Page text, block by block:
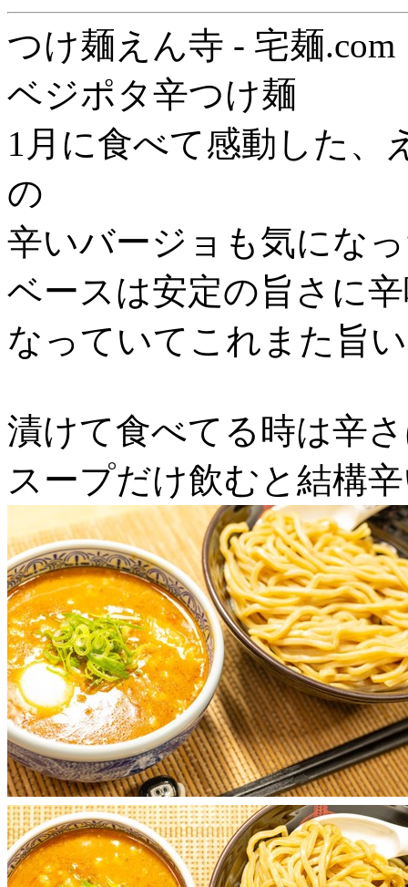
つけ麺えん寺 - 宅麺.com
ベジポタ辛つけ麺
1月に食べて感動した、
の
辛いバージョも気にな
ベースは安定の旨さに
なっていてこれまた旨
漬けて食べてる時は辛
スープだけ飲むと結構